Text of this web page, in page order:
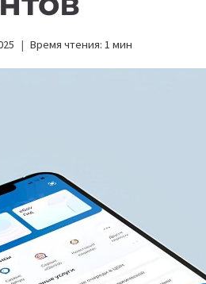
Время чтения: 1 мин